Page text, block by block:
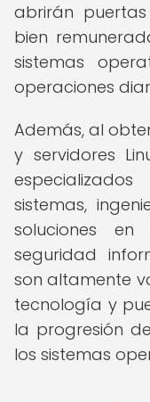
abrirán
bien
sistemas
operaciones
Además, al
y servidores
sistemas,
soluciones
seguridad
son altamente
tecnología y
la progresión
los sistemas